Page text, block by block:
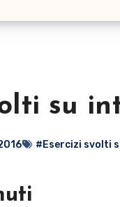
su
#Esercizi svolti